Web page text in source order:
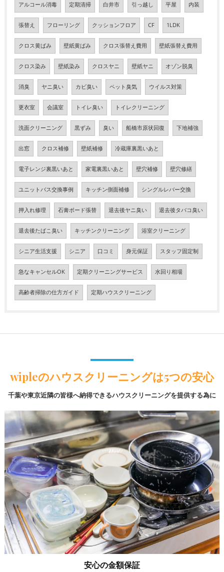
アルコール消毒 定期清掃 白井市 引っ越し 平屋 内装
張替え フローリング クッションフロア CF 1LDK
クロス黄ばみ 壁紙黄ばみ クロス張替え費用 壁紙張替え費用
クロス染み 壁紙染み クロスヤニ 壁紙ヤニ オゾン脱臭
消臭 ヤニ臭い カビ臭い ペット臭気 ウイルス対策
更衣室 会議室 トイレ臭い トイレクリーニング
洗面クリーニング 黒ずみ 臭い 船橋市原状回復 下地補強
出窓 クロス補修 壁紙補修 冷蔵庫裏黒いあと
電子レンジ裏黒いあと 家電裏黒いあと 壁穴補修 壁穴修繕
ユニットバス交換事例 キッチン側面補修 シングルレバー交換
押入れ修理 石膏ボード張替 退去後ヤニ臭い 退去後タバコ臭い
退去後たばこ臭い キッチンクリーニング 浴室クリーニング
シニア生活支援 シニア 口コミ 身元保証 スタッフ固定制
急なキャンセルOK 定期クリーニングサービス 水回り相場
高齢者掃除の仕方ガイド 定期ハウスクリーニング
wipleのハウスクリーニングは5つの安心
千葉や東京近隣の皆様へ納得できるハウスクリーニングを提供する為に
安心の金額保証